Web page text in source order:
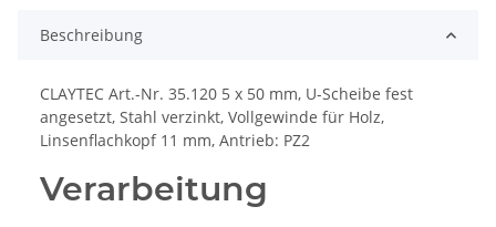
Beschreibung
CLAYTEC Art.-Nr. 35.120 5 x 50 mm, U-Scheibe fest
angesetzt, Stahl verzinkt, Vollgewinde für Holz,
Linsenflachkopf 11 mm, Antrieb: PZ2
Verarbeitung